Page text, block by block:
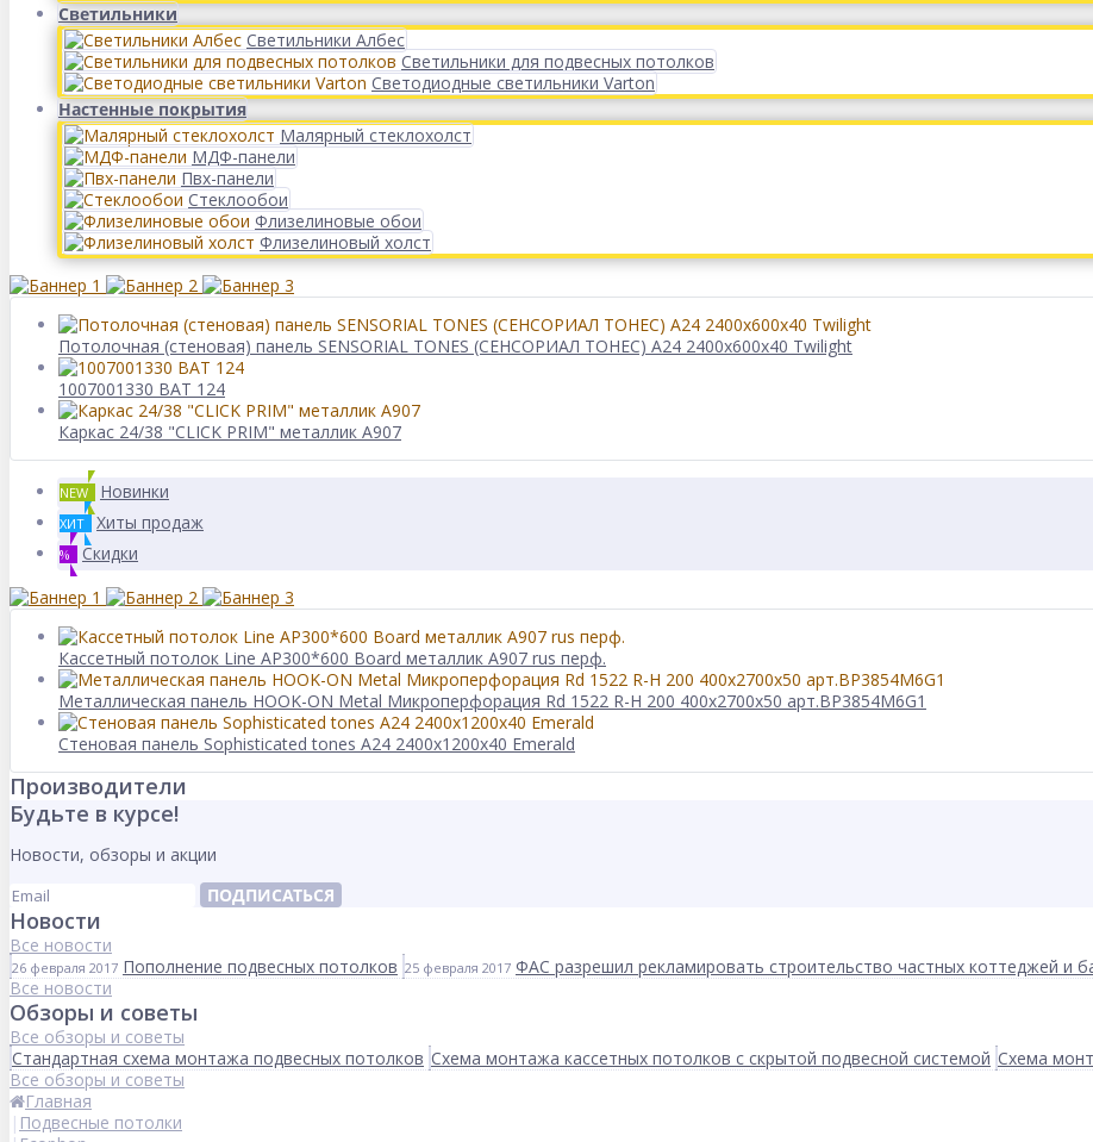
Светильники
Светильники Албес
Светильники для подвесных потолков
Светодиодные светильники Varton
Настенные покрытия
Малярный стеклохолст
МДФ-панели
Пвх-панели
Стеклообои
Флизелиновые обои
Флизелиновый холст
Потолочная (стеновая) панель SENSORIAL TONES (СЕНСОРИАЛ ТОНЕС) A24 2400x600x40 Twilight
1007001330 BAT 124
Каркас 24/38 "CLICK PRIM" металлик А907
NEW Новинки
ХИТ Хиты продаж
% Скидки
Кассетный потолок Line AP300*600 Board металлик А907 rus перф.
Металлическая панель HOOK-ON Metal Микроперфорация Rd 1522 R-H 200 400x2700x50 арт.BP3854M6G1
Стеновая панель Sophisticated tones A24 2400x1200x40 Emerald
Производители
Будьте в курсе!
Новости, обзоры и акции
ПОДПИСАТЬСЯ
Новости
Все новости
26 февраля 2017 Пополнение подвесных потолков 25 февраля 2017 ФАС разрешил рекламировать строительство частных коттеджей и
Все новости
Обзоры и советы
Все обзоры и советы
Стандартная схема монтажа подвесных потолков Схема монтажа кассетных потолков с скрытой подвесной системой Схема
Все обзоры и советы
Главная
Подвесные потолки